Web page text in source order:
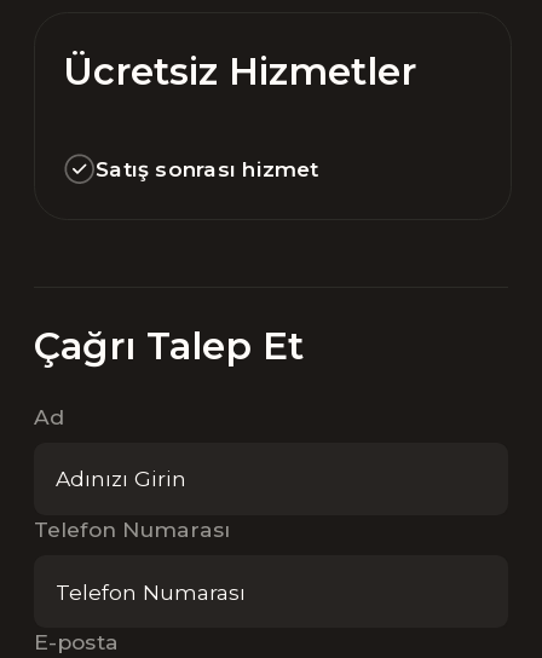
Ücretsiz Hizmetler
Satış sonrası hizmet
Çağrı Talep Et
Ad
Telefon Numarası
E-posta